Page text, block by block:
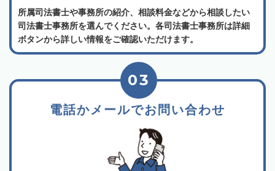
所属司法書士や事務所の紹介、相談料金などから相談したい
司法書士事務所を選んでください。各司法書士事務所は詳細
ボタンから詳しい情報をご確認いただけます。
電話かメールでお問い合わせ
03